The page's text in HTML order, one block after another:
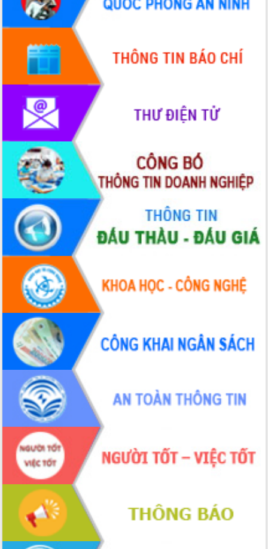
Phát huy vai trò của người có uy tín
trong phòng chống tảo hôn và hôn
nhân cận huyết thống
Nông sản Tây Nguyên thu hút doanh
nghiệp nước ngoài
Đắk Lắk định vị thương hiệu du lịch
“Biển – Rừng – Cà phê” trong không
gian phát triển mới
Hội nghị chia sẻ kinh nghiệm, chuyển
giao kỹ thuật y tế, định hướng phát
triển chuyên sâu đến 2030
Chuyển đổi số mở ra không gian phát
triển trong lĩnh vực văn hóa, du lịch
Công bố quyết định của Ban Thường
vụ Tỉnh ủy về công tác cán bộ.
Thủ tướng Phạm Minh Chính: Khẩn
trương tái thiết cuộc sống người dân
sau thiên tai
Tập trung nâng cao chất lượng, tổ
chức sản xuất sầu riêng theo hướng
bền vững
Đẩy nhanh công tác khắc phục, ổn
định đời sống Nhân dân sau bão số 13
Bí thư Tỉnh ủy Lương Nguyễn Minh
Triết dự Ngày hội đại đoàn kết tại
Buôn Đăk Tuôr, xã Cư Pui
Khởi công xây dựng Trường Phổ thông
nội trú liên cấp tiểu học và THCS xã Ia
Phó Thủ tướng Chính phủ Mai Văn
Chính chia sẻ, động viên người dân
chịu ảnh hưởng nặng từ bão số 13
Chủ tịch UBND tỉnh kiểm tra công tác
phòng, chống bão số 13 tại các địa
bàn xung yếu
Tập trung đẩy nhanh giải ngân nguồn
vốn các chương trình mục tiêu quốc
Xã Ea H'leo giữ vững và nâng cao chất
lượng các tiêu chí nông thôn mới
Công bố quyết định của Ban Thường
vụ Tỉnh ủy về công tác cán bộ